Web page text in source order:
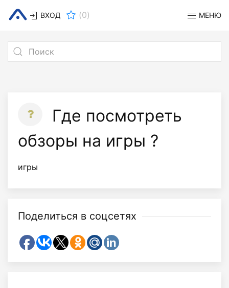
ВХОД (0) МЕНЮ
Где посмотреть
обзоры на игры ?
игры
Поделиться в соцсетях